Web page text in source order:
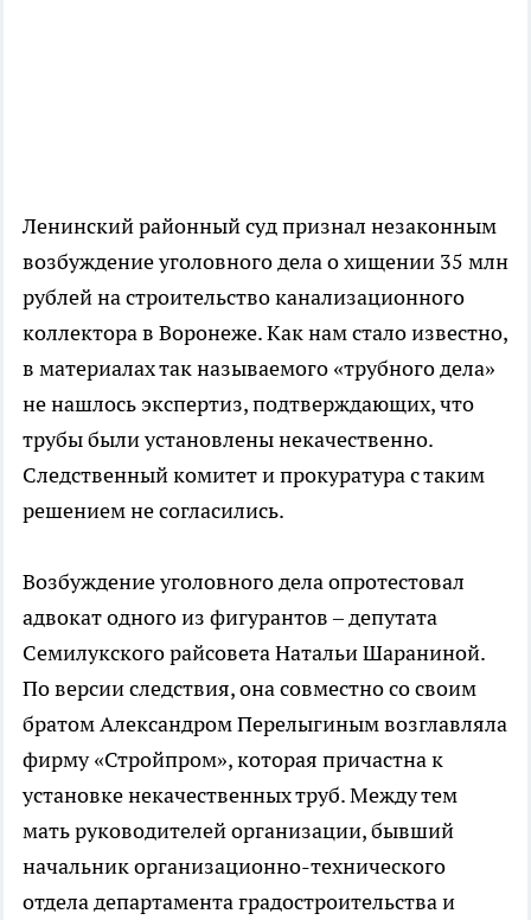
Ленинский районный суд признал незаконным
возбуждение уголовного дела о хищении 35 млн
рублей на строительство канализационного
коллектора в Воронеже. Как нам стало известно,
в материалах так называемого «трубного дела»
не нашлось экспертиз, подтверждающих, что
трубы были установлены некачественно.
Следственный комитет и прокуратура с таким
решением не согласились.
Возбуждение уголовного дела опротестовал
адвокат одного из фигурантов – депутата
Семилукского райсовета Натальи Шараниной.
По версии следствия, она совместно со своим
братом Александром Перелыгиным возглавляла
фирму «Стройпром», которая причастна к
установке некачественных труб. Между тем
мать руководителей организации, бывший
начальник организационно-технического
отдела департамента градостроительства и